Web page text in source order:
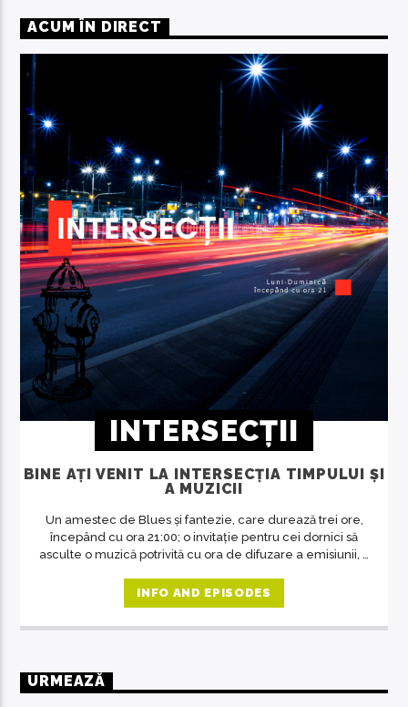
ACUM ÎN DIRECT
INTERSECȚII
BINE AȚI VENIT LA INTERSECȚIA TIMPULUI ȘI
A MUZICII
Un amestec de Blues și fantezie, care durează trei ore,
începând cu ora 21:00; o invitație pentru cei dornici să
asculte o muzică potrivită cu ora de difuzare a emisiunii, o
oameni în special. O emisiune unde răsună doar muzica
deosebită, care se adresează celor predispuși spre
filosofie, indiferent de vârstă.
INFO AND EPISODES
URMEAZĂ